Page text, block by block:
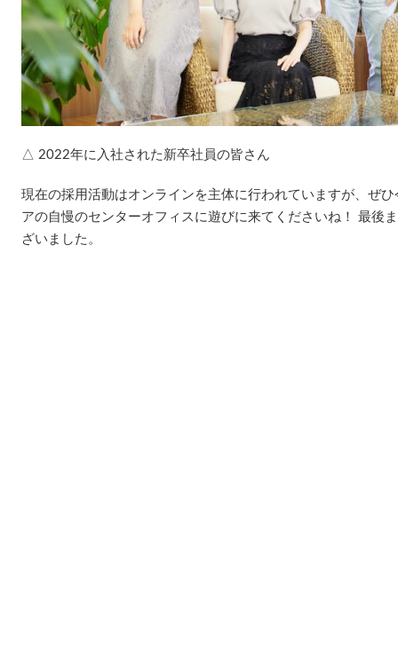
△ 2022年に入社された新卒社員の皆さん
現在の採用活動はオンラインを主体に行われていますが、ぜ
アの自慢のセンターオフィスに遊びに来てくださいね！ 最後
ざいました。